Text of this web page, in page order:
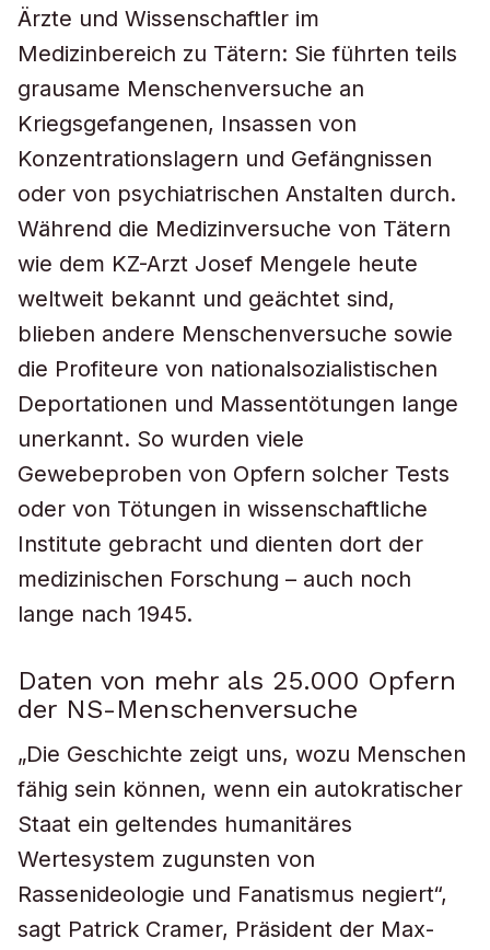
Ärzte und Wissenschaftler im
Medizinbereich zu Tätern: Sie führten teils
grausame Menschenversuche an
Kriegsgefangenen, Insassen von
Konzentrationslagern und Gefängnissen
oder von psychiatrischen Anstalten durch.
Während die Medizinversuche von Tätern
wie dem KZ-Arzt Josef Mengele heute
weltweit bekannt und geächtet sind,
blieben andere Menschenversuche sowie
die Profiteure von nationalsozialistischen
Deportationen und Massentötungen lange
unerkannt. So wurden viele
Gewebeproben von Opfern solcher Tests
oder von Tötungen in wissenschaftliche
Institute gebracht und dienten dort der
medizinischen Forschung – auch noch
lange nach 1945.
Daten von mehr als 25.000 Opfern
der NS-Menschenversuche
„Die Geschichte zeigt uns, wozu Menschen
fähig sein können, wenn ein autokratischer
Staat ein geltendes humanitäres
Wertesystem zugunsten von
Rassenideologie und Fanatismus negiert“,
sagt Patrick Cramer, Präsident der Max-